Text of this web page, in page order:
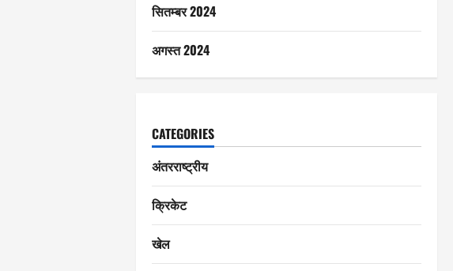
सितम्बर 2024
अगस्त 2024
CATEGORIES
अंतरराष्ट्रीय
क्रिकेट
खेल